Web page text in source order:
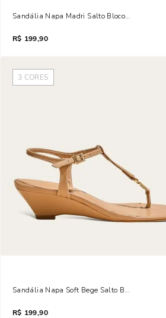
Sandália Napa Madri Salto Bloco Preto Brilho
R$ 199,90
3 CORES
Sandália Napa Soft Bege Salto Baixo Anabela
R$ 199,90